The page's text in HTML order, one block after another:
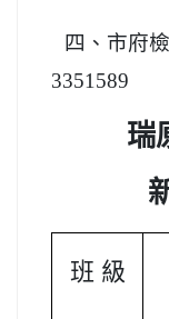
四、市府
3351589
瑞
班 級